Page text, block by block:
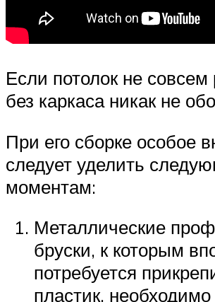
Если потолок не
без каркаса никак не
При его сборке особое
следует уделить
моментам:
Металлические
бруски, к которым
потребуется
пластик, необходимо